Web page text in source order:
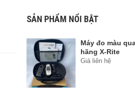
SẢN PHẨM NỔI BẬT
Máy đo màu
hãng X-Rite
Giá liên hệ